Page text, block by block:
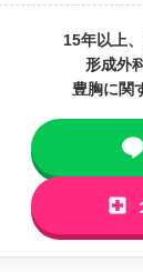
15年以上
形成外
豊胸に関